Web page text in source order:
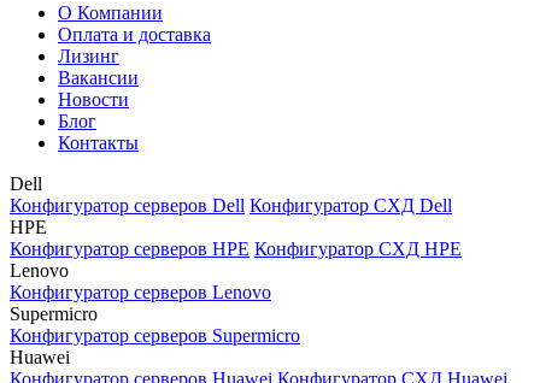
О Компании
Оплата и доставка
Лизинг
Вакансии
Новости
Блог
Контакты
Dell
Конфигуратор серверов Dell Конфигуратор СХД Dell
HPE
Конфигуратор серверов HPE Конфигуратор СХД HPE
Lenovo
Конфигуратор серверов Lenovo
Supermicro
Конфигуратор серверов Supermicro
Huawei
Конфигуратор серверов Huawei Конфигуратор СХД Huawei